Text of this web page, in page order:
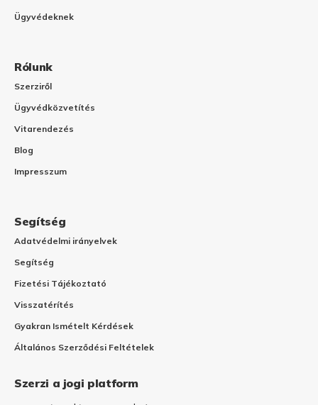
Ügyvédeknek
Rólunk
Szerziről
Ügyvédközvetítés
Vitarendezés
Blog
Impresszum
Segítség
Adatvédelmi irányelvek
Segítség
Fizetési Tájékoztató
Visszatérítés
Gyakran Ismételt Kérdések
Általános Szerződési Feltételek
Szerzi a jogi platform